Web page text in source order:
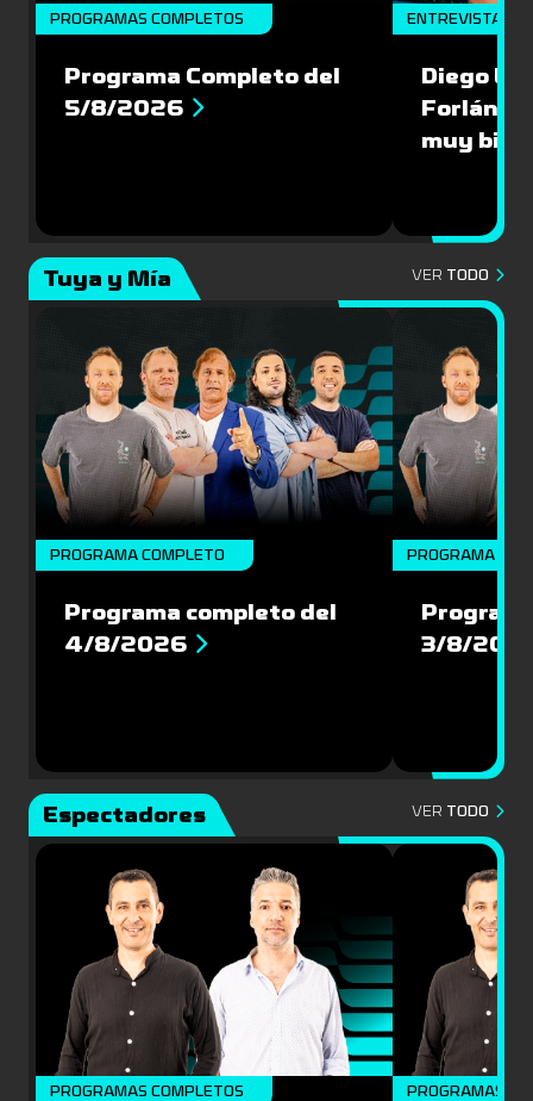
PROGRAMAS COMPLETOS
Programa Completo del
5/8/2026
ENTREVISTA
Diego
Forlán le
muy
Tuya y Mía VER TODO
PROGRAMA COMPLETO
Programa completo del
4/8/2026
PROGRAMA
3/8/
Espectadores VER TODO
PROGRAMAS COMPLETOS PROGRAMAS